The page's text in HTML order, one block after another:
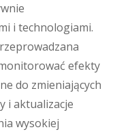
i technologiami.
efekty
do zmieniających
i aktualizacje
wysokiej